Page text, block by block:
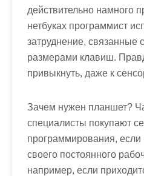
действительно намного
нетбуках программист
затруднение, связанные
размерами клавиш.
привыкнуть, даже к
Зачем нужен планшет?
специалисты покупают
программирования, если
своего постоянного
например, если